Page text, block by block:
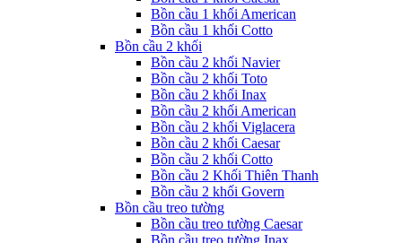
Bồn cầu 1 khối American
Bồn cầu 1 khối Cotto
Bồn cầu 2 khối
Bồn cầu 2 khối Navier
Bồn cầu 2 khối Toto
Bồn cầu 2 khối Inax
Bồn cầu 2 khối American
Bồn cầu 2 khối Viglacera
Bồn cầu 2 khối Caesar
Bồn cầu 2 khối Cotto
Bồn cầu 2 Khối Thiên Thanh
Bồn cầu 2 khối Govern
Bồn cầu treo tường
Bồn cầu treo tường Caesar
Bồn cầu treo tường Inax